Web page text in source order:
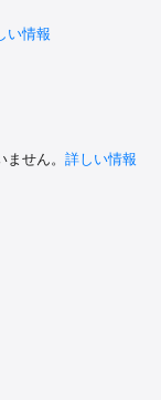
い情報
せん。 詳しい情報